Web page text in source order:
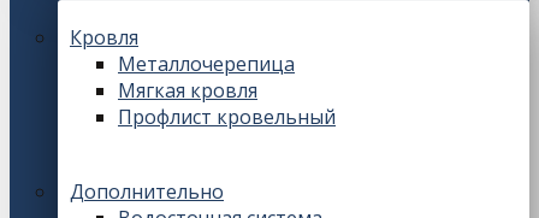
Кровля
Металлочерепица
Мягкая кровля
Профлист кровельный
Дополнительно